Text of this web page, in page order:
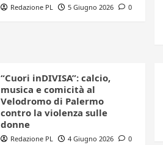
Redazione PL 5 Giugno 2026 0
“Cuori inDIVISA”: calcio,
musica e comicità al
Velodromo di Palermo
contro la violenza sulle
donne
Redazione PL 4 Giugno 2026 0